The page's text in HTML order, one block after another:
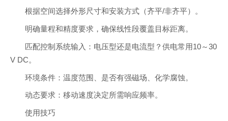
根据空间选择外形尺寸和安装方式（齐平/非齐平）。
明确量程和精度要求，确保线性段覆盖目标距离。
匹配控制系统输入：电压型还是电流型？供电常用10～30
V DC。
环境条件：温度范围、是否有强磁场、化学腐蚀。
动态要求：移动速度决定所需响应频率。
使用技巧